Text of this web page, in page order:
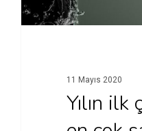
11 Mayıs 2020
Yılın ilk